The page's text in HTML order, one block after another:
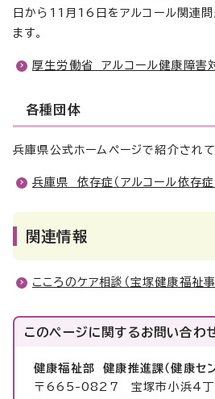
日から11月16日をアルコール関連
ます。
厚生労働省 アルコール健康障害
各種団体
兵庫県公式ホームページで紹介されて
兵庫県 依存症（アルコール依存症
関連情報
こころのケア相談（宝塚健康福祉事
このページに関するお問い合わ
健康福祉部 健康推進課（健康セン
〒665-0827 宝塚市小浜4丁